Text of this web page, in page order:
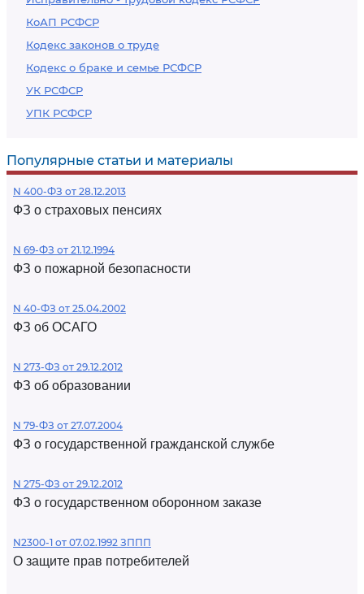
КоАП РСФСР
Кодекс законов о труде
Кодекс о браке и семье РСФСР
УК РСФСР
УПК РСФСР
Популярные статьи и материалы
N 400-ФЗ от 28.12.2013
ФЗ о страховых пенсиях
N 69-ФЗ от 21.12.1994
ФЗ о пожарной безопасности
N 40-ФЗ от 25.04.2002
ФЗ об ОСАГО
N 273-ФЗ от 29.12.2012
ФЗ об образовании
N 79-ФЗ от 27.07.2004
ФЗ о государственной гражданской службе
N 275-ФЗ от 29.12.2012
ФЗ о государственном оборонном заказе
N2300-1 от 07.02.1992 ЗППП
О защите прав потребителей